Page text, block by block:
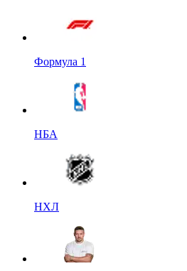
Формула 1
НБА
НХЛ